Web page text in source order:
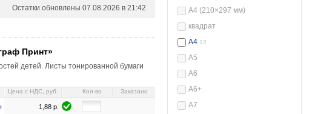
A4 (210×297 мм)
квадрат
А4 12
А5
А6
А6+
А7
Остатки обновлены 07.08.2026 в 21:42
Принт»
детей. Листы тонированной бумаги
Цена c НДС, руб. Кол-во Заказано
1,88 р.